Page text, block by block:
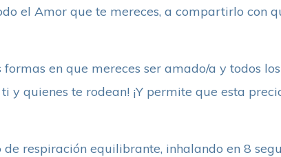
el Amor que te mereces, a compartirlo con
formas en que mereces ser amado/a y todos
y quienes te rodean! ¡Y permite que esta
respiración equilibrante, inhalando en 8